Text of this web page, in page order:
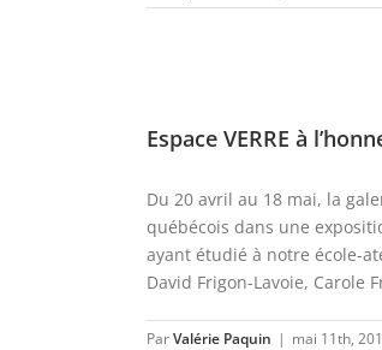
Espace VERRE à
Du 20 avril au 18 mai, la
québécois dans une
ayant étudié à notre école-
David Frigon-Lavoie, Carole
ParValérie Paquin | mai 11th,